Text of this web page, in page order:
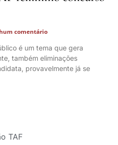
comentário
é um tema que gera
também eliminações
provavelmente já se